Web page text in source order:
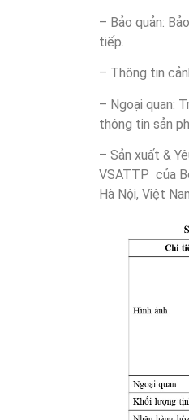
– Bảo quản:
tiếp.
– Thông tin
– Ngoại quan:
thông tin sản
– Sản xuất &
VSATTP của
Hà Nội, Việt